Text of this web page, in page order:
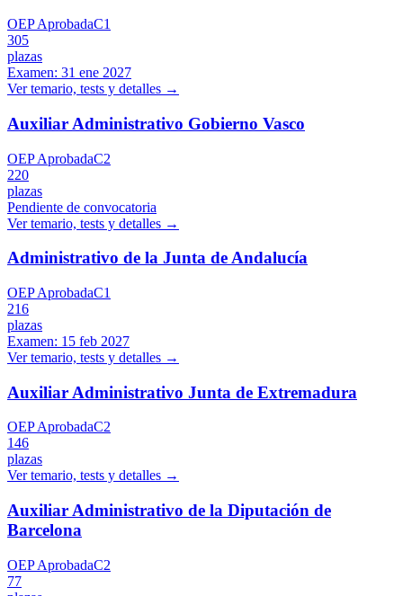
OEP AprobadaC1
305
plazas
Examen: 31 ene 2027
Ver temario, tests y detalles →
Auxiliar Administrativo Gobierno Vasco
OEP AprobadaC2
220
plazas
Pendiente de convocatoria
Ver temario, tests y detalles →
Administrativo de la Junta de Andalucía
OEP AprobadaC1
216
plazas
Examen: 15 feb 2027
Ver temario, tests y detalles →
Auxiliar Administrativo Junta de Extremadura
OEP AprobadaC2
146
plazas
Ver temario, tests y detalles →
Auxiliar Administrativo de la Diputación de
Barcelona
OEP AprobadaC2
77